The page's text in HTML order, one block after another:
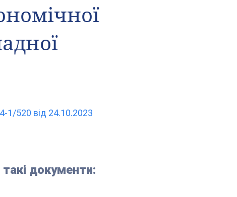
1/520 вiд 24.10.2023
документи: